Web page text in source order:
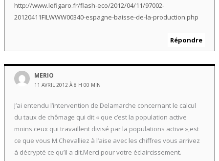
http://www.lefigaro.fr/flash-eco/2012/04/11/97002-
20120411FILWWW00340-espagne-baisse-de-la-production.php
Répondre
MERIO
11 AVRIL 2012 À 8 H 00 MIN
J’ai entendu l’intervention de Delamarche concernant le calcul
du taux de chômage qui dit « que c’est la population active
moins ceux qui travaillent divisé par la populations active »,est
ce que vous M.Chevalliez à l’aise avec les chiffres vous arrivez
à décrypté ce qu’il a dit.Merci pour votre éclaircissement.